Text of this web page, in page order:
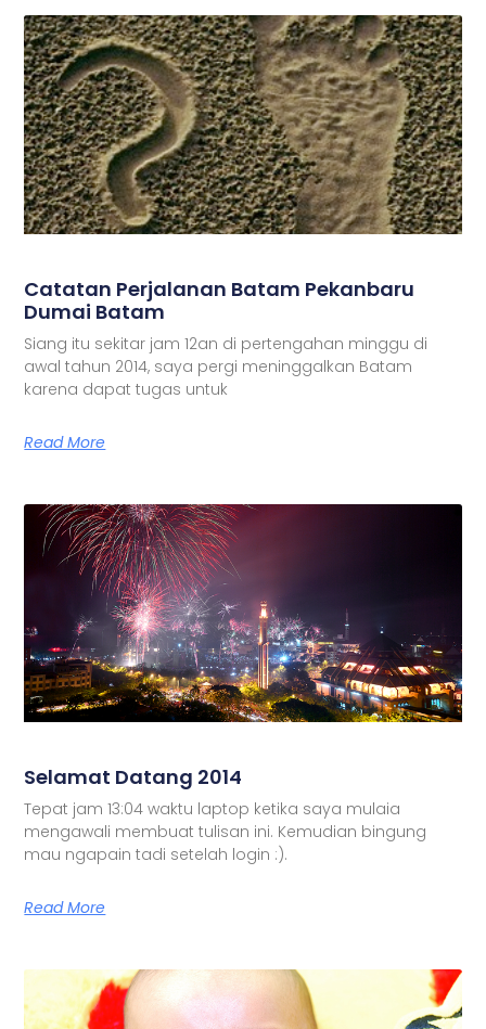
Catatan Perjalanan Batam Pekanbaru
Dumai Batam
Siang itu sekitar jam 12an di pertengahan minggu di
awal tahun 2014, saya pergi meninggalkan Batam
karena dapat tugas untuk
Read More
Selamat Datang 2014
Tepat jam 13:04 waktu laptop ketika saya mulaia
mengawali membuat tulisan ini. Kemudian bingung
mau ngapain tadi setelah login :).
Read More